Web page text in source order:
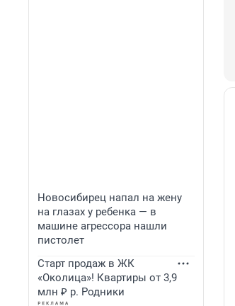
Новосибирец напал на жену
на глазах у ребенка — в
машине агрессора нашли
пистолет
Старт продаж в ЖК
«Околица»! Квартиры от 3,9
млн ₽ р. Родники